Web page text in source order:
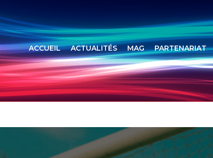
ACCUEIL ACTUALITÉS MAG PARTENARIAT